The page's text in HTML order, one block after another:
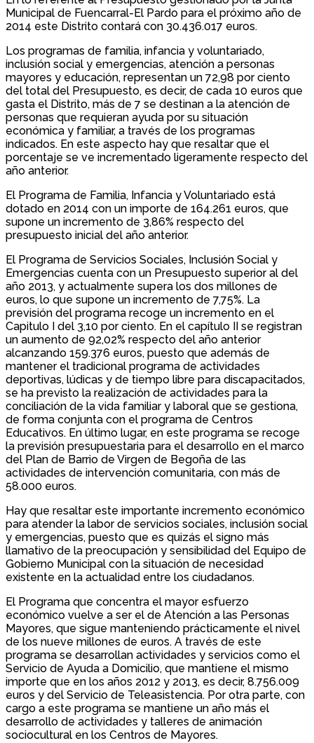
Municipal de Fuencarral-El Pardo para el próximo año de
2014 este Distrito contará con 30.436.017 euros.
Los programas de familia, infancia y voluntariado,
inclusión social y emergencias, atención a personas
mayores y educación, representan un 72,98 por ciento
del total del Presupuesto, es decir, de cada 10 euros que
gasta el Distrito, más de 7 se destinan a la atención de
personas que requieran ayuda por su situación
económica y familiar, a través de los programas
indicados. En este aspecto hay que resaltar que el
porcentaje se ve incrementado ligeramente respecto del
año anterior.
El Programa de Familia, Infancia y Voluntariado está
dotado en 2014 con un importe de 164.261 euros, que
supone un incremento de 3,86% respecto del
presupuesto inicial del año anterior.
El Programa de Servicios Sociales, Inclusión Social y
Emergencias cuenta con un Presupuesto superior al del
año 2013, y actualmente supera los dos millones de
euros, lo que supone un incremento de 7,75%. La
previsión del programa recoge un incremento en el
Capitulo I del 3,10 por ciento. En el capítulo II se registran
un aumento de 92,02% respecto del año anterior
alcanzando 159.376 euros, puesto que además de
mantener el tradicional programa de actividades
deportivas, lúdicas y de tiempo libre para discapacitados,
se ha previsto la realización de actividades para la
conciliación de la vida familiar y laboral que se gestiona,
de forma conjunta con el programa de Centros
Educativos. En último lugar, en este programa se recoge
la previsión presupuestaria para el desarrollo en el marco
del Plan de Barrio de Virgen de Begoña de las
actividades de intervención comunitaria, con más de
58.000 euros.
Hay que resaltar este importante incremento económico
para atender la labor de servicios sociales, inclusión social
y emergencias, puesto que es quizás el signo más
llamativo de la preocupación y sensibilidad del Equipo de
Gobierno Municipal con la situación de necesidad
existente en la actualidad entre los ciudadanos.
El Programa que concentra el mayor esfuerzo
económico vuelve a ser el de Atención a las Personas
Mayores, que sigue manteniendo prácticamente el nivel
de los nueve millones de euros. A través de este
programa se desarrollan actividades y servicios como el
Servicio de Ayuda a Domicilio, que mantiene el mismo
importe que en los años 2012 y 2013, es decir, 8.756.009
euros y del Servicio de Teleasistencia. Por otra parte, con
cargo a este programa se mantiene un año más el
desarrollo de actividades y talleres de animación
sociocultural en los Centros de Mayores.